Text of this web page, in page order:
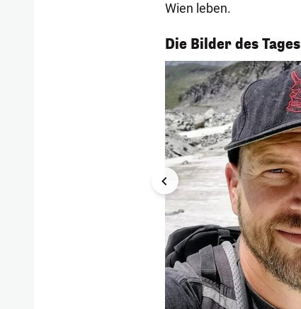
Wien leben.
Die Bilder des Tages
1/54